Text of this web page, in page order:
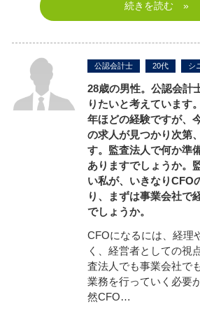
続きを読む »
公認会計士 20代 シ
28歳の男性。公認会計
りたいと考えています
年ほどの経験ですが、
の求人が見つかり次第
す。監査法人で何か準
ありますでしょうか。
い私が、いきなりCFO
り、まずは事業会社で
でしょうか。
CFOになるには、経理
く、経営者としての視
査法人でも事業会社で
業務を行っていく必要
然CFO…